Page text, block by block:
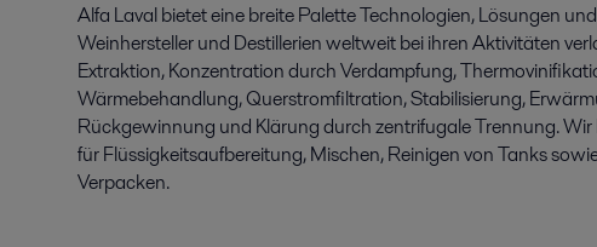
Alfa Laval bietet eine breite Palette Technologien, Lösungen
Weinhersteller und Destillerien weltweit bei ihren Aktivitäten
Extraktion, Konzentration durch Verdampfung,
Wärmebehandlung, Querstromfiltration, Stabilisierung,
Rückgewinnung und Klärung durch zentrifugale Trennung.
für Flüssigkeitsaufbereitung, Mischen, Reinigen von Tanks
Verpacken.